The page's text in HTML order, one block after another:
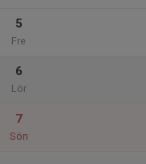
5
Fre
6
Lör
7
Sön